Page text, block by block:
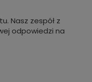
Nasz zespół z
odpowiedzi na